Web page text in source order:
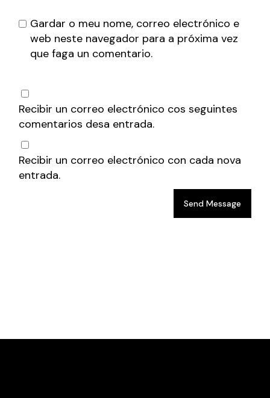
Gardar o meu nome, correo electrónico e
web neste navegador para a próxima vez
que faga un comentario.
Recibir un correo electrónico cos seguintes
comentarios desa entrada.
Recibir un correo electrónico con cada nova
entrada.
Send Message